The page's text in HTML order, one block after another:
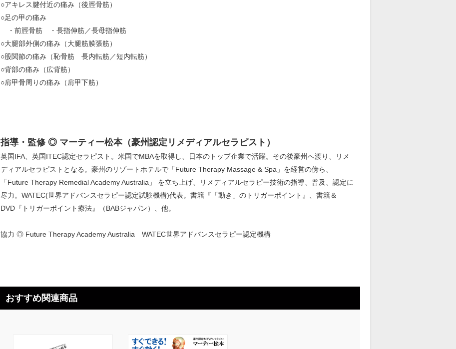
○アキレス腱付近の痛み（後脛骨筋）
○足の甲の痛み
・前脛骨筋 ・長指伸筋／長母指伸筋
○大腿部外側の痛み（大腿筋膜張筋）
○股関節の痛み（恥骨筋 長内転筋／短内転筋）
○背部の痛み（広背筋）
○肩甲骨周りの痛み（肩甲下筋）
指導・監修 ◎ マーティー松本（豪州認定リメディアルセラピスト）
英国IFA、英国ITEC認定セラピスト。米国でMBAを取得し、日本のトップ企業で活躍。その後豪州へ渡り、リメ
ディアルセラピストとなる。豪州のリゾートホテルで「Future Therapy Massage & Spa」を経営の傍ら、
「Future Therapy Remedial Academy Australia」 を立ち上げ、リメディアルセラピー技術の指導、普及、認定に
尽力。WATEC(世界アドバンスセラピー認定試験機構)代表。書籍『「動き」のトリガーポイント』、書籍＆
DVD『トリガーポイント療法』（BABジャパン）、他。
協力 ◎ Future Therapy Academy Australia WATEC世界アドバンスセラピー認定機構
おすすめ関連商品